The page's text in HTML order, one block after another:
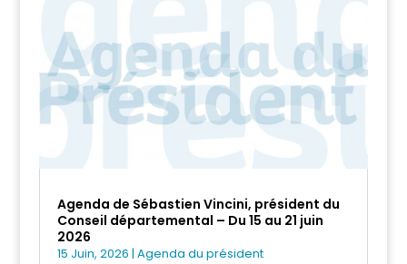
Agenda de Sébastien Vincini, président du
Conseil départemental – Du 15 au 21 juin
2026
15 Juin, 2026 | Agenda du président